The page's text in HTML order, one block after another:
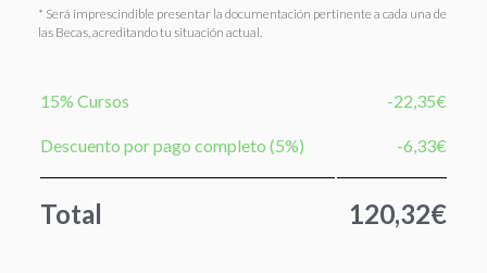
* Será imprescindible presentar la documentación pertinente a cada una de
las Becas, acreditando tu situación actual.
15% Cursos -22,35€
Descuento por pago completo (5%) -6,33€
Total 120,32€